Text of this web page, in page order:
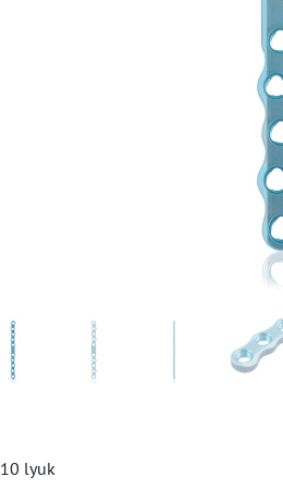
10 lyuk